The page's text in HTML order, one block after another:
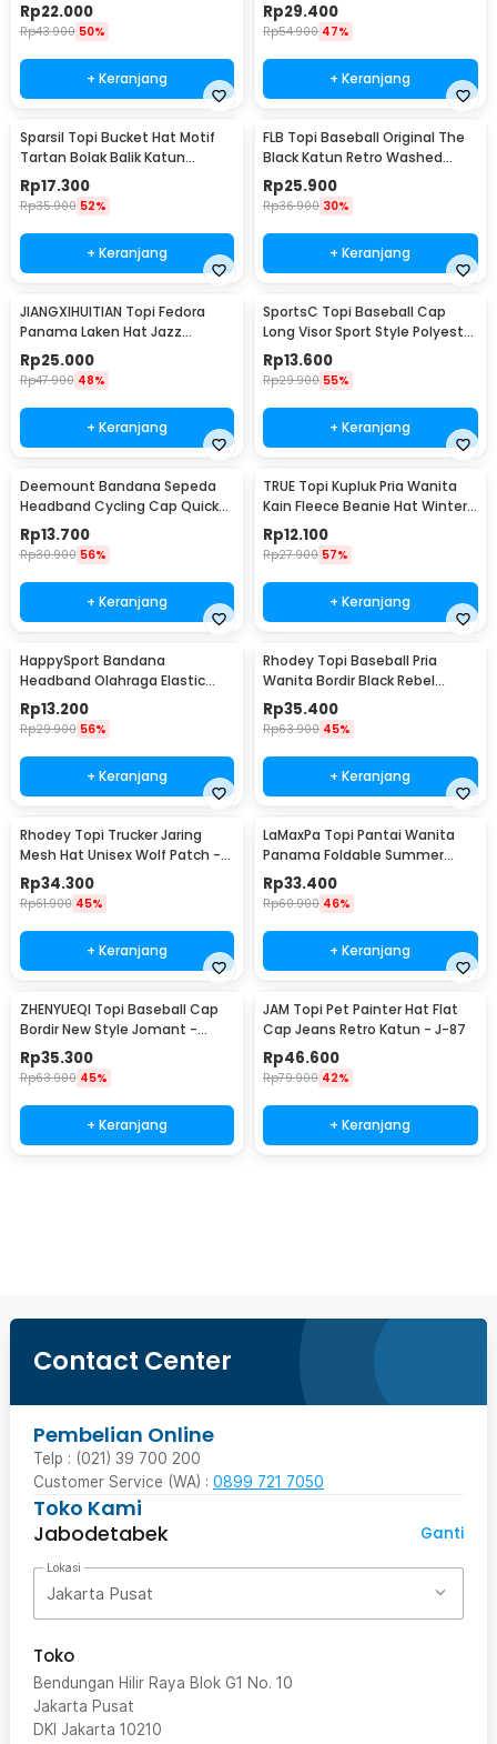
Rp22.000
Rp43.900 50%
+ Keranjang
Rp29.400
Rp54.900 47%
+ Keranjang
Sparsil Topi Bucket Hat Motif
Tartan Bolak Balik Katun
Poliester - BH58
Rp17.300
Rp35.900 52%
+ Keranjang
FLB Topi Baseball Original The
Black Katun Retro Washed
Style Cap - F122
Rp25.900
Rp36.900 30%
+ Keranjang
JIANGXIHUITIAN Topi Fedora
Panama Laken Hat Jazz
Classic Vintage - FS-219
Rp25.000
Rp47.900 48%
+ Keranjang
SportsC Topi Baseball Cap
Long Visor Sport Style Polyester
Cap - MZ87
Rp13.600
Rp29.900 55%
+ Keranjang
Deemount Bandana Sepeda
Headband Cycling Cap Quick
Dry - 22019
Rp13.700
Rp30.900 56%
+ Keranjang
TRUE Topi Kupluk Pria Wanita
Kain Fleece Beanie Hat Winter
- EC003
Rp12.100
Rp27.900 57%
+ Keranjang
HappySport Bandana
Headband Olahraga Elastic
Sport Hairbands Yoga - A83
Rp13.200
Rp29.900 56%
+ Keranjang
Rhodey Topi Baseball Pria
Wanita Bordir Black Rebel
Katun Cap - MZ004
Rp35.400
Rp63.900 45%
+ Keranjang
Rhodey Topi Trucker Jaring
Mesh Hat Unisex Wolf Patch -
DH-YK
Rp34.300
Rp61.900 45%
+ Keranjang
LaMaxPa Topi Pantai Wanita
Panama Foldable Summer
Beach Straw Hat 60cm -
WJ9024
Rp33.400
Rp60.900 46%
+ Keranjang
ZHENYUEQI Topi Baseball Cap
Bordir New Style Jomant -
MZ085
Rp35.300
Rp63.900 45%
+ Keranjang
JAM Topi Pet Painter Hat Flat
Cap Jeans Retro Katun - J-87
Rp46.600
Rp79.900 42%
+ Keranjang
Contact Center
Pembelian Online
Telp : (021) 39 700 200
Customer Service (WA) : 0899 721 7050
Toko Kami
Jabodetabek
Ganti
Lokasi
Jakarta Pusat
Toko
Bendungan Hilir Raya Blok G1 No. 10
Jakarta Pusat
DKI Jakarta 10210